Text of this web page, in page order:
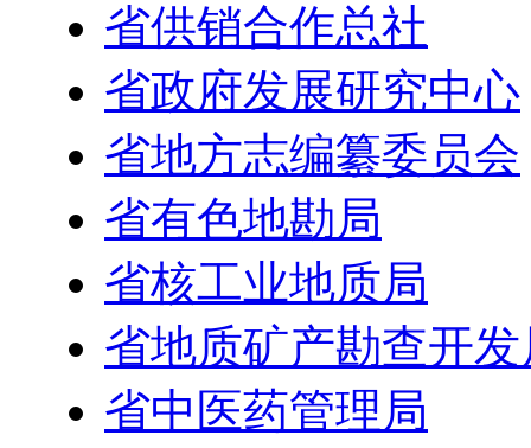
省供销合作总社
省政府发展研究中心
省地方志编纂委员会
省有色地勘局
省核工业地质局
省地质矿产勘查开发
省中医药管理局